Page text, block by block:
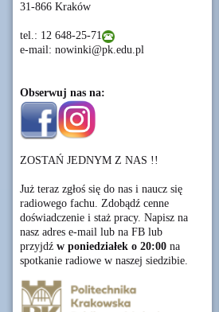
31-866 Kraków
tel.: 12 648-25-71
e-mail: nowinki@pk.edu.pl
Obserwuj nas na:
ZOSTAŃ JEDNYM Z NAS !!
Już teraz zgłoś się do nas i naucz się
radiowego fachu. Zdobądź cenne
doświadczenie i staż pracy. Napisz na
nasz adres e-mail lub na FB lub
przyjdź w poniedziałek o 20:00 na
spotkanie radiowe w naszej siedzibie.